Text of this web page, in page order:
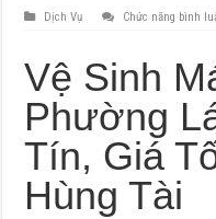
Dịch Vụ Chức năng bình
Vệ Sinh
Phường
Tín, Giá
Hùng Tài